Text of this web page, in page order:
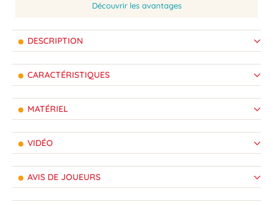
Découvrir les avantages
DESCRIPTION
CARACTÉRISTIQUES
MATÉRIEL
VIDÉO
AVIS DE JOUEURS